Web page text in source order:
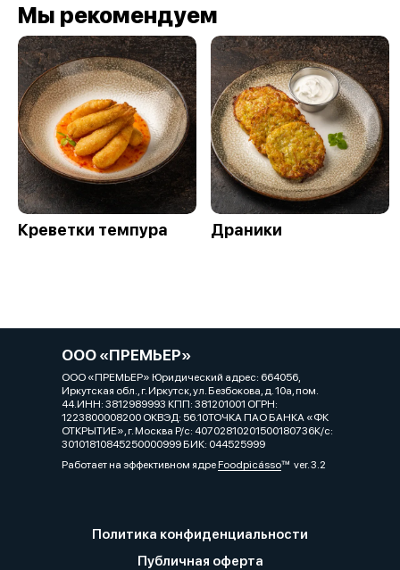
Мы рекомендуем
Креветки темпура Драники
ООО «ПРЕМЬЕР»
ООО «ПРЕМЬЕР» Юридический адрес: 664056,
Иркутская обл., г. Иркутск, ул. Безбокова, д. 10а, пом.
44.ИНН: 3812989993 КПП: 381201001 ОГРН:
1223800008200 ОКВЭД: 56.10ТОЧКА ПАО БАНКА «ФК
ОТКРЫТИЕ», г. Москва Р/с: 40702810201500180736К/с:
30101810845250000999 БИК: 044525999
Работает на эффективном ядреFoodpicássover. 3.2
Политика конфиденциальности
Публичная оферта